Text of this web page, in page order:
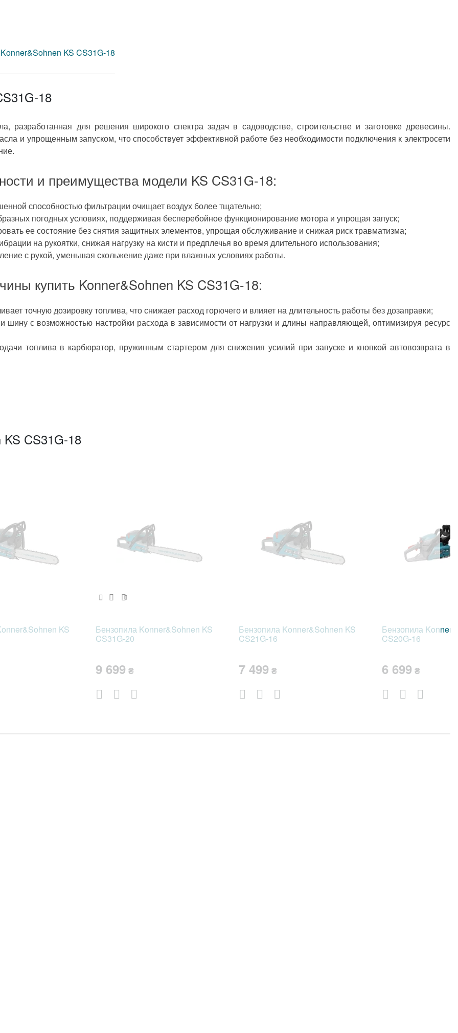
охлаждение
тормоз цепи
(подкачка топлива)
инструментов
деревьев
и огорода
188THK095, 45 см;
28FC72;
кожух для шины;
KS CS31G-18
18
разработанная для решения широкого спектра задач в садоводстве, строительстве и заготовке древесины.
и упрощенным запуском, что способствует эффективной работе без необходимости подключения к электросети
и преимущества модели KS CS31G-18:
способностью фильтрации очищает воздух более тщательно;
погодных условиях, поддерживая бесперебойное функционирование мотора и упрощая запуск;
ее состояние без снятия защитных элементов, упрощая обслуживание и снижая риск травматизма;
на рукоятки, снижая нагрузку на кисти и предплечья во время длительного использования;
с рукой, уменьшая скольжение даже при влажных условиях работы.
купить Konner&Sohnen KS CS31G-18:
точную дозировку топлива, что снижает расход горючего и влияет на длительность работы без дозаправки;
шину с возможностью настройки расхода в зависимости от нагрузки и длины направляющей, оптимизируя ресурс
топлива в карбюратор, пружинным стартером для снижения усилий при запуске и кнопкой автовозврата в
CS31G-18
KS Бензопила Konner&Sohnen KS
CS31G-20
9 699₴
Бензопила Konner&Sohnen KS
CS21G-16
7 499₴
Бензопила
CS20G-16
6 699₴